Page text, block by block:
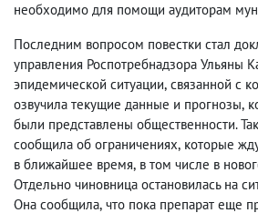
необходимо для помощи аудиторам
Последним вопросом повестки стал
управления Роспотребнадзора Ульяны
эпидемической ситуации, связанной с
озвучила текущие данные и прогнозы,
были представлены общественности.
сообщила об ограничениях, которые
в ближайшее время, в том числе в
Отдельно чиновница остановилась на
Она сообщила, что пока препарат еще